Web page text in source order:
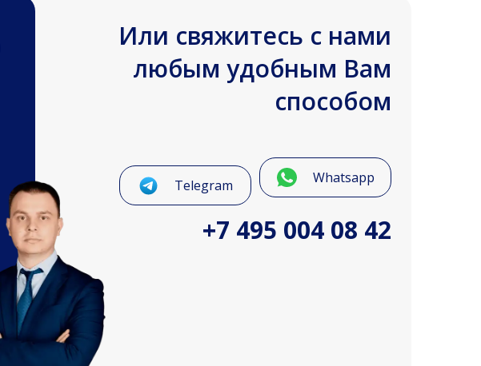
Или свяжитесь с нами
любым удобным Вам
способом
Telegram Whatsapp
+7 495 004 08 42